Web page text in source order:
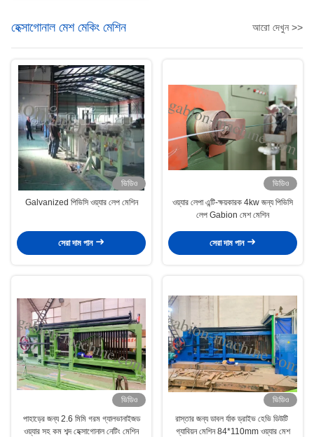
হেক্সাগোনাল মেশ মেকিং মেশিন আরো দেখুন >>
ভিডিও
Galvanized পিভিসি ওয়্যার লেপ মেশিন
সেরা দাম পান
ভিডিও
ওয়্যার লেপা এন্টি-ক্ষয়কারক 4kw জন্য পিভিসি
লেপ Gabion মেশ মেশিন
সেরা দাম পান
ভিডিও
পাহাড়ের জন্য 2.6 মিমি গরম গ্যালভানাইজড
ওয়্যার সহ কম শব্দ হেক্সাগোনাল নেটিং মেশিন
ভিডিও
রাস্তার জন্য ডাবল র্যাক ড্রাইভ হেভি ডিউটি ​​
গ্যাবিয়ন মেশিন 84*110mm ওয়্যার মেশ